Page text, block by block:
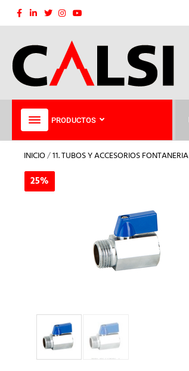
Saltar
PRODUCTOS
INICIO/11. TUBOS Y ACCESORIOS FONTANERIA
25%
25%